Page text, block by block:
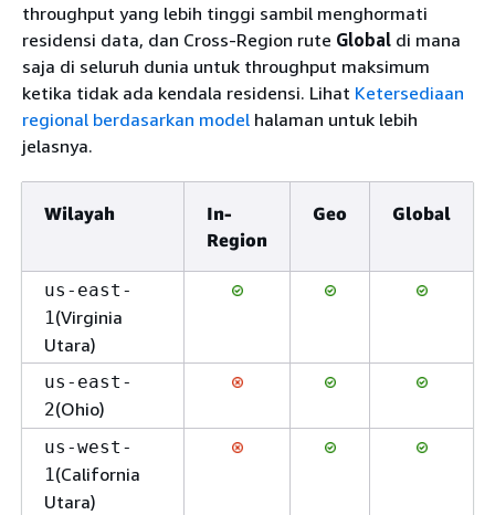
throughput yang lebih tinggi sambil menghormati
residensi data, dan Cross-Region rute Global di mana
saja di seluruh dunia untuk throughput maksimum
ketika tidak ada kendala residensi. Lihat Ketersediaan
regional berdasarkan model halaman untuk lebih
jelasnya.
Wilayah
In-
Region
Geo Global
us-east-
1(Virginia
Utara)
us-east-
2(Ohio)
us-west-
1(California
Utara)